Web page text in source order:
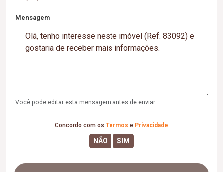
Mensagem
Você pode editar esta mensagem antes de enviar.
Concordo com os Termos e Privacidade